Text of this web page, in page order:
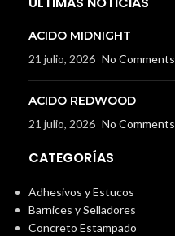
ACIDO MIDNIGHT
21 julio, 2026 No Comments
ACIDO REDWOOD
21 julio, 2026 No Comments
CATEGORÍAS
Adhesivos y Estucos
Barnices y Selladores
Concreto Estampado